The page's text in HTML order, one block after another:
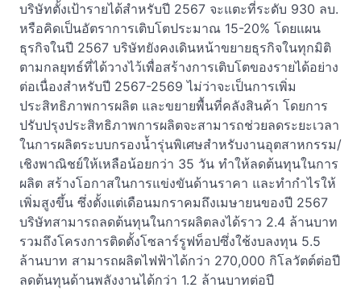
บริษัทตั้งเป้ารายได้สำหรับปี 2567 จะแตะที่ระดับ 930 ลบ.
หรือคิดเป็นอัตราการเติบโตประมาณ 15-20% โดยแผน
ธุรกิจในปี 2567 บริษัทยังคงเดินหน้าขยายธุรกิจในทุกมิติ
ตามกลยุทธ์ที่ได้วางไว้เพื่อสร้างการเติบโตของรายได้อย่าง
ต่อเนื่องสำหรับปี 2567-2569 ไม่ว่าจะเป็นการเพิ่ม
ประสิทธิภาพการผลิต และขยายพื้นที่คลังสินค้า โดยการ
ปรับปรุงประสิทธิภาพการผลิตจะสามารถช่วยลดระยะเวลา
ในการผลิตระบบกรองน้ำรุ่นพิเศษสำหรับงานอุตสาหกรรม/
เชิงพาณิชย์ให้เหลือน้อยกว่า 35 วัน ทำให้ลดต้นทุนในการ
ผลิต สร้างโอกาสในการแข่งขันด้านราคา และทำกำไรให้
เพิ่มสูงขึ้น ซึ่งตั้งแต่เดือนมกราคมถึงเมษายนของปี 2567
บริษัทสามารถลดต้นทุนในการผลิตลงได้ราว 2.4 ล้านบาท
รวมถึงโครงการติดตั้งโซลาร์รูฟท็อปซึ่งใช้งบลงทุน 5.5
ล้านบาท สามารถผลิตไฟฟ้าได้กว่า 270,000 กิโลวัตต์ต่อปี
ลดต้นทุนด้านพลังงานได้กว่า 1.2 ล้านบาทต่อปี